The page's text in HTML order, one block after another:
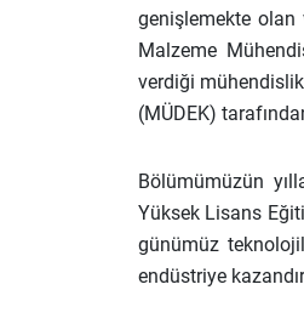
genişlemekte olan
Malzeme
verdiği
(MÜDEK)
Bölümümüzün
Yüksek Lisans
günümüz
endüstriye